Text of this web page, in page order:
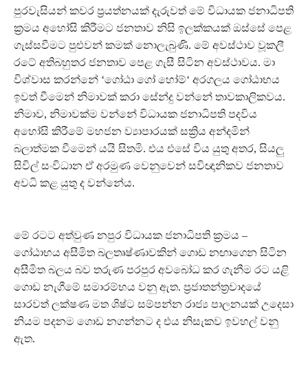
පුරවැසියන් කවර ප්‍රයත්නයක් දැරුවත් මේ විධායක ජනාධිපති
ක්‍රමය අහෝසි කිරීමට ජනතාව නිසි ඉලක්කයක් ඔස්සේ පෙළ
ගැස්සවීමට පුළුවන් කමක් නොලැබුණි. මේ අවස්ථාව වූකලී
රටේ අතිබහුතර ජනතාව පෙළ ගැසී සිටින අවස්ථාවය. මා
විශ්වාස කරන්නේ ‘ගෝඨා ගෝ හෝම්‘ අරගලය ගෝඨාභය
ඉවත් වීමෙන් නිමාවක් කරා සේන්දු වන්නේ තාවකාලිකවය.
නිමාව, නිමාවක්ම වන්නේ විධායක ජනාධිපති පදවිය
අහෝසි කිරීමේ මහජන ව්‍යාපාරයක් සක්‍රිය අන්දමින්
බලාත්මක වීමෙන් යයි සිතමි. එය එසේ විය යුතු අතර, සියලු
සිවිල් සංවිධාන ඒ අරමුණ වෙනුවෙන් සවිඥානිකව ජනතාව
අවධි කළ යුතු ද වන්නේය.
මේ රටට අත්වුණ නපුර විධායක ජනාධිපති ක්‍රමය –
ගෝඨාභය අසීමිත බලතෘෂ්ණාවකින් ගොඩ නඟාගෙන සිටින
අසීමිත බලය බව තරුණ පරපුර අවබෝධ කර ගැනීම රට යළි
ගොඩ නැගීමේ සමාරම්භය වනු ඇත. ප්‍රජාතන්ත්‍රවාදයේ
සාරවත් ලක්ෂණ මත ශිෂ්ට සම්පන්න රාජ්‍ය පාලනයක් උදෙසා
නියම පදනම ගොඩ නගන්නට ද එය නිසැකව ඉවහල් වනු
ඇත.